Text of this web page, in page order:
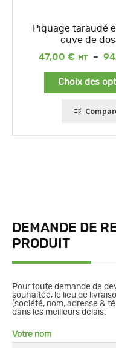
Piquage taraudé
cuve de
47,00 € –
Choix des
DEMANDE DE
PRODUIT
Pour toute demande de
souhaitée, le lieu de
(société, nom, adresse &
dans les meilleurs délais.
Votre nom